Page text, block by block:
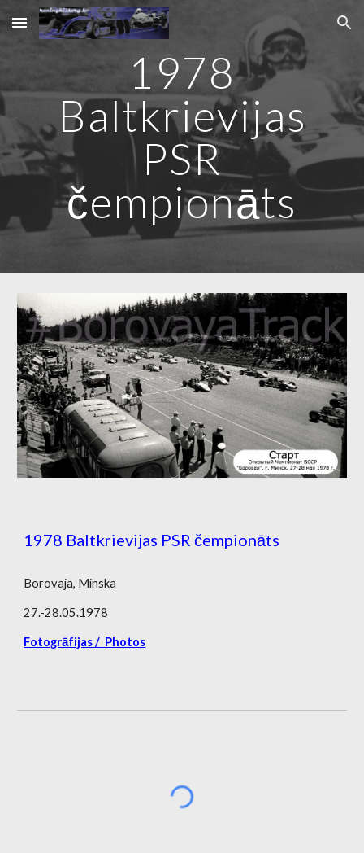
Skip to main content Skip to navigation
1978
Baltkrievijas
PSR
čempionāts
1978 Baltkrievijas PSR čempionāts
Borovaja, Minska
27.-28.05.1978
Fotogrāfijas / Photos